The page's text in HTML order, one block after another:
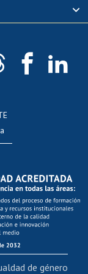
de género